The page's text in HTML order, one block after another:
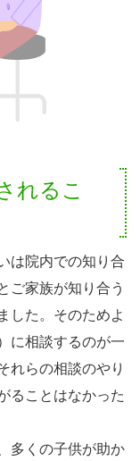
れるこ
は院内での知り合
ご家族が知り合う
した。そのためよ
に相談するのが一
れらの相談のやり
ることはなかった
多くの子供が助か